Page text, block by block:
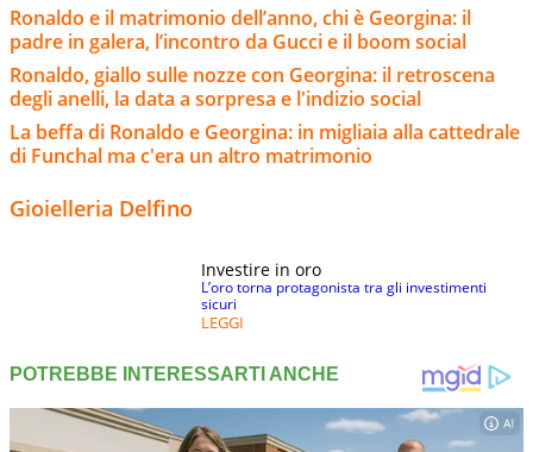
Ronaldo e il matrimonio dell’anno, chi è Georgina: il
padre in galera, l’incontro da Gucci e il boom social
Ronaldo, giallo sulle nozze con Georgina: il retroscena
degli anelli, la data a sorpresa e l'indizio social
La beffa di Ronaldo e Georgina: in migliaia alla cattedrale
di Funchal ma c'era un altro matrimonio
Gioielleria Delfino
Investire in oro
L’oro torna protagonista tra gli investimenti
sicuri
LEGGI